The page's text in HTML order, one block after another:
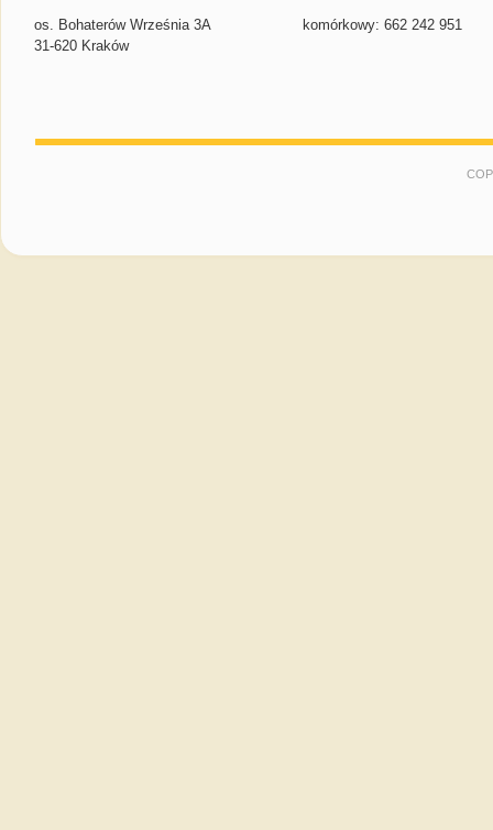
os. Bohaterów Września 3A
31-620 Kraków
komórkowy: 662 242 951